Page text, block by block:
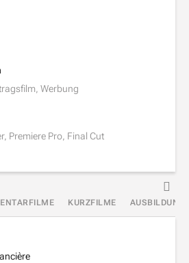
Werbung
Premiere Pro, Final Cut
KURZFILME AUSBILDUNG